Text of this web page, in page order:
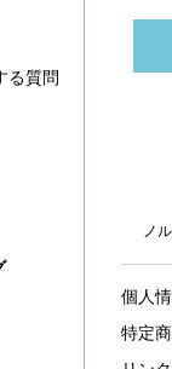
る質問
ノ
個人
特定